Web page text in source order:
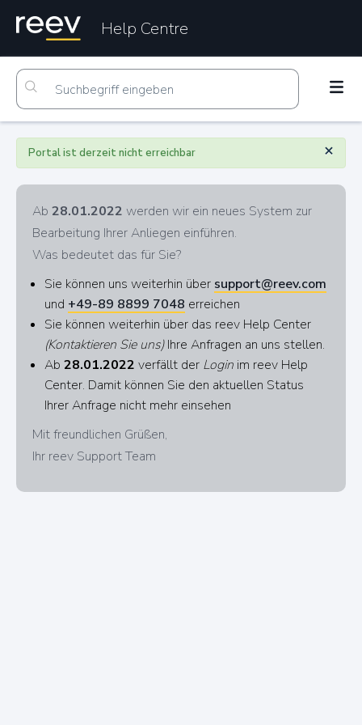
Help Centre
×
Portal ist derzeit nicht erreichbar
Ab 28.01.2022 werden wir ein neues System zur
Bearbeitung Ihrer Anliegen einführen.
Was bedeutet das für Sie?
Sie können uns weiterhin über support@reev.com
und +49-89 8899 7048 erreichen
Sie können weiterhin über das reev Help Center
(Kontaktieren Sie uns)Ihre Anfragen an uns stellen.
Ab 28.01.2022 verfällt der Login im reev Help
Center. Damit können Sie den aktuellen Status
Ihrer Anfrage nicht mehr einsehen
Mit freundlichen Grüßen,
Ihr reev Support Team